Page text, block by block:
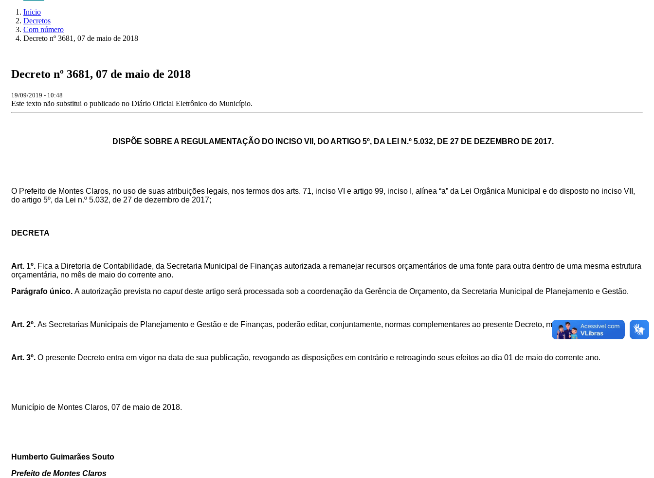
Início
Decretos
Com número
Decreto nº 3681, 07 de maio de 2018
Decreto nº 3681, 07 de maio de 2018
19/09/2019 - 10:48
Este texto não substitui o publicado no Diário Oficial Eletrônico do Município.
DISPÕE SOBRE A REGULAMENTAÇÃO DO INCISO VII, DO ARTIGO 5º, DA LEI N.º 5.032, DE 27 DE DEZEMBRO DE 2017.
O Prefeito de Montes Claros, no uso de suas atribuições legais, nos termos dos arts. 71, inciso VI e artigo 99, inciso I, alínea “a” da Lei Orgânica Municipal e do disposto no inciso VII,
do artigo 5º, da Lei n.º 5.032, de 27 de dezembro de 2017;
DECRETA
Art. 1º. Fica a Diretoria de Contabilidade, da Secretaria Municipal de Finanças autorizada a remanejar recursos orçamentários de uma fonte para outra dentro de uma mesma estrutura
orçamentária, no mês de maio do corrente ano.
Parágrafo único. A autorização prevista no caputdeste artigo será processada sob a coordenação da Gerência de Orçamento, da Secretaria Municipal de Planejamento e Gestão.
Art. 2º. As Secretarias Municipais de Planejamento e Gestão e de Finanças, poderão editar, conjuntamente, normas complementares ao presente Decreto, mediante de Portaria.
Art. 3º. O presente Decreto entra em vigor na data de sua publicação, revogando as disposições em contrário e retroagindo seus efeitos ao dia 01 de maio do corrente ano.
Município de Montes Claros, 07 de maio de 2018.
Humberto Guimarães Souto
Prefeito de Montes Claros